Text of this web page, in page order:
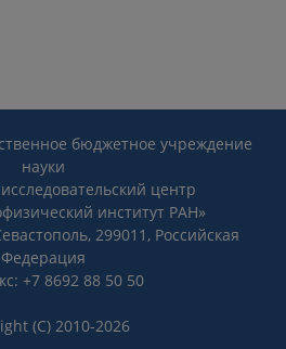
бюджетное учреждение
науки
центр
институт РАН»
299011, Российская
Федерация
+7 8692 88 50 50
(C) 2010-2026